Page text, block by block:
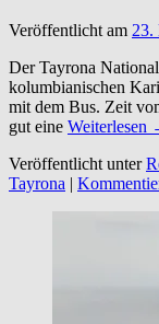
Veröffentlicht am 23.
Der Tayrona
kolumbianischen
mit dem Bus. Zeit
gut eine Weiterlesen
Veröffentlicht unter
Tayrona |